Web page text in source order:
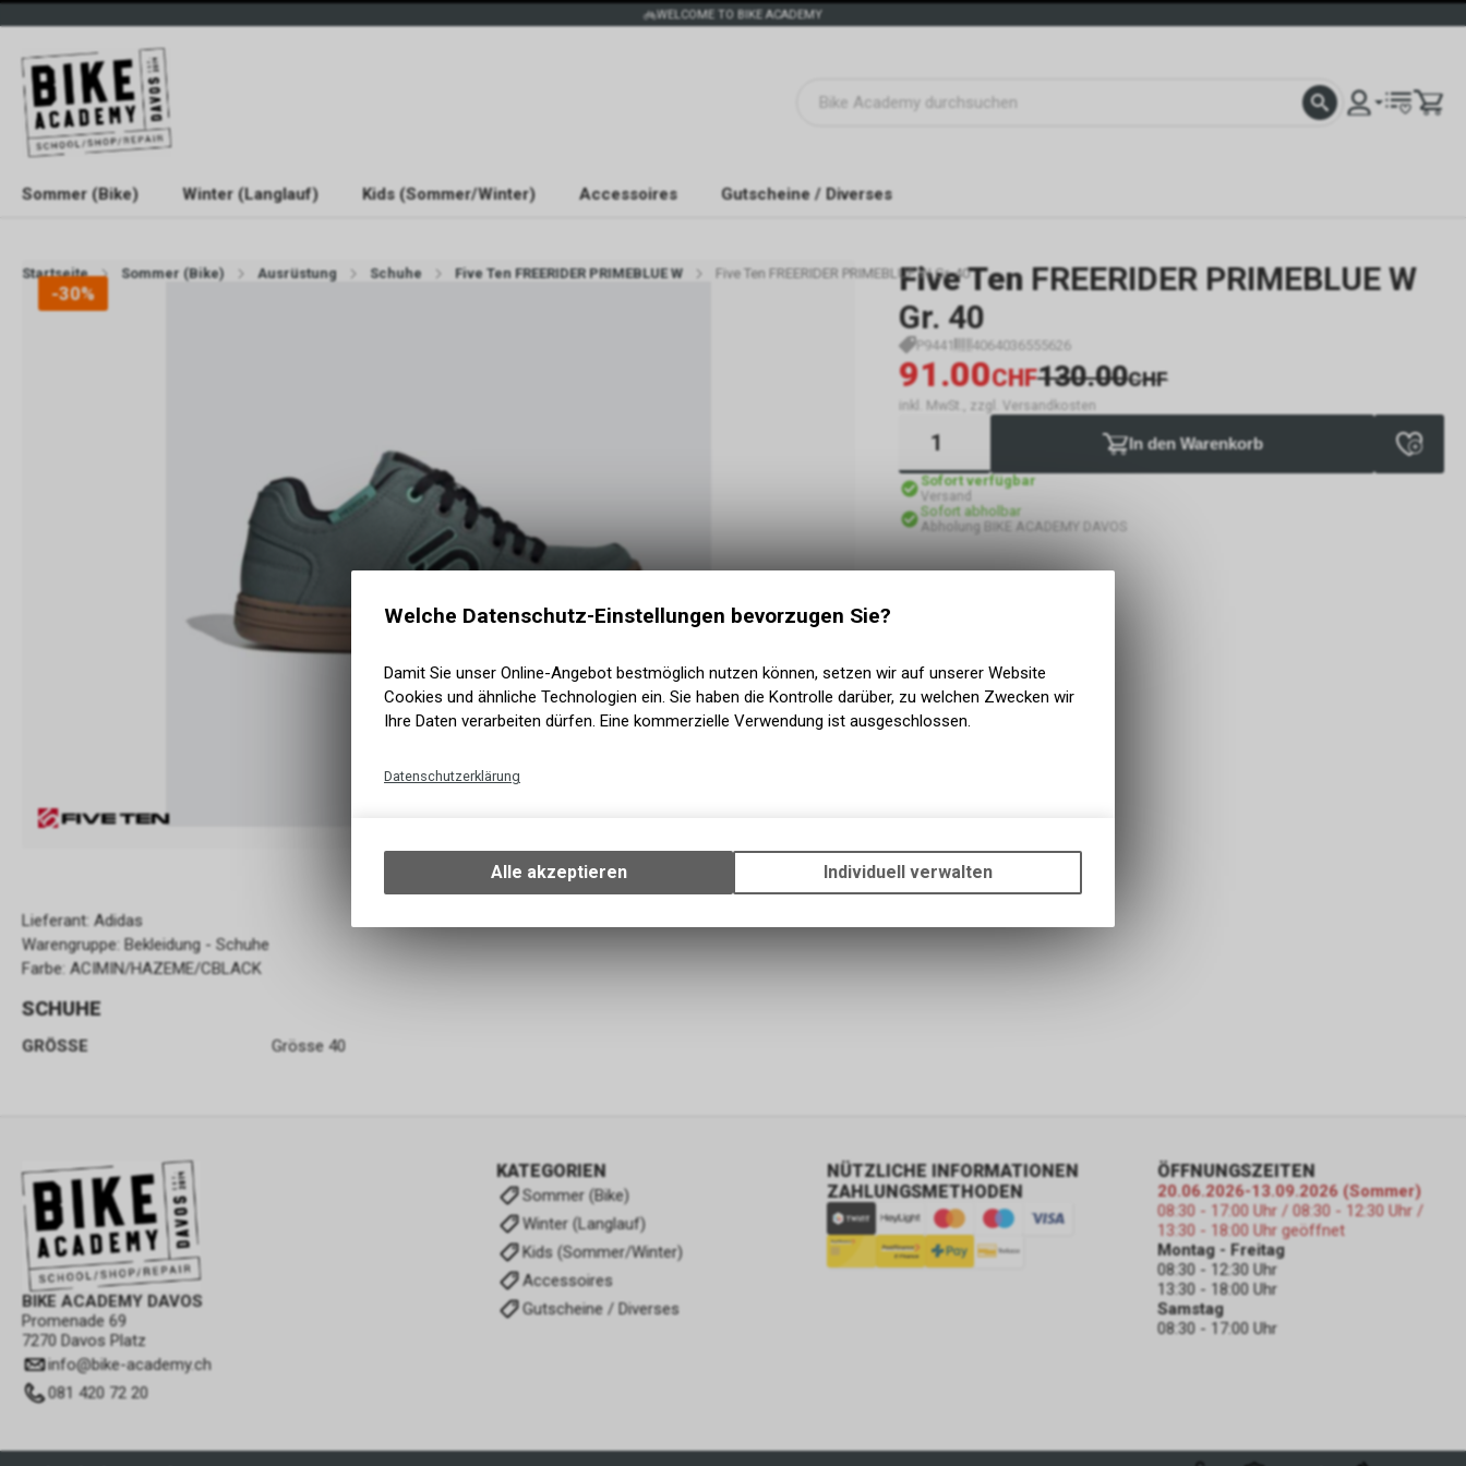
WELCOME TO BIKE ACADEMY
Sommer (Bike) Winter (Langlauf) Kids (Sommer/Winter) Accessoires Gutscheine / Diverses
Startseite Sommer (Bike) Ausrüstung Schuhe Five Ten FREERIDER PRIMEBLUE W Five Ten FREERIDER PRIMEBLUE W Gr. 40
-30% Five Ten FREERIDER PRIMEBLUE W
Gr. 40
P9441 4064036555626
91.00CHF130.00CHF
inkl. MwSt., zzgl. Versandkosten
In den Warenkorb
Sofort verfügbar
Versand
Sofort abholbar
Abholung BIKE ACADEMY DAVOS
Lieferant: Adidas
Warengruppe: Bekleidung - Schuhe
Farbe: ACIMIN/HAZEME/CBLACK
SCHUHE
GRÖSSE Grösse 40
BIKE ACADEMY DAVOS
Promenade 69
7270 Davos Platz
info@bike-academy.ch
081 420 72 20
KATEGORIEN
Sommer (Bike)
Winter (Langlauf)
Kids (Sommer/Winter)
Accessoires
Gutscheine / Diverses
NÜTZLICHE INFORMATIONEN
ZAHLUNGSMETHODEN
ÖFFNUNGSZEITEN
20.06.2026-13.09.2026 (Sommer)
08:30 - 17:00 Uhr / 08:30 - 12:30 Uhr /
13:30 - 18:00 Uhr geöffnet
Montag - Freitag
08:30 - 12:30 Uhr
13:30 - 18:00 Uhr
Samstag
08:30 - 17:00 Uhr
Welche Datenschutz-Einstellungen bevorzugen Sie?
Damit Sie unser Online-Angebot bestmöglich nutzen können, setzen wir auf unserer Website
Cookies und ähnliche Technologien ein. Sie haben die Kontrolle darüber, zu welchen Zwecken wir
Ihre Daten verarbeiten dürfen. Eine kommerzielle Verwendung ist ausgeschlossen.
Datenschutzerklärung
Ihrem Gerät, um die grundlegenden Funktionen unseres Online-Angebots, wie die
Verwendung des Warenkorbs, zu ermöglichen. Bitte beachten Sie, dass die
zulassen.
Alle akzeptieren Individuell verwalten